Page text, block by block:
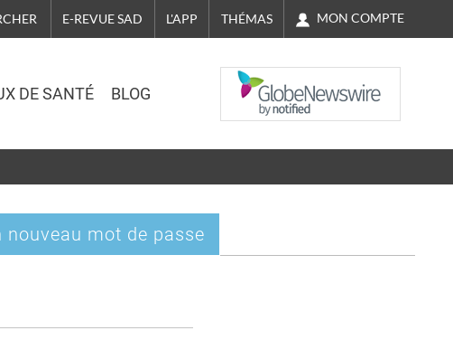
E-REVUE SAD L'APP THÉMAS MON COMPTE
DE SANTÉ BLOG
NASDAQ
nouveau mot de passe